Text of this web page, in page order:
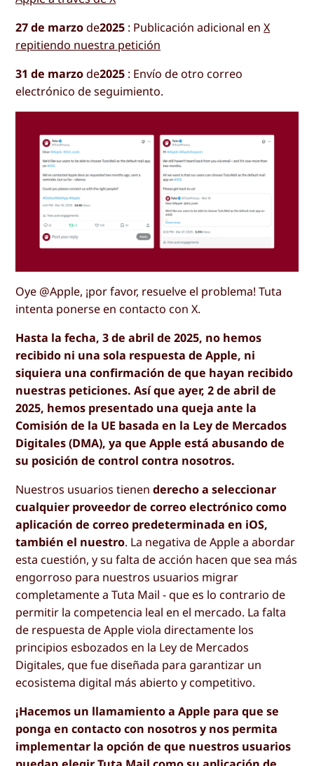
27 de marzode2025 : Publicación adicional enX
repitiendo nuestra petición
31 de marzode2025 : Envío de otro correo
electrónico de seguimiento.
Oye @Apple, ¡por favor, resuelve el problema! Tuta
intenta ponerse en contacto con X.
Hasta la fecha, 3 de abril de 2025, no hemos
recibido ni una sola respuesta de Apple, ni
siquiera una confirmación de que hayan recibido
nuestras peticiones. Así que ayer, 2 de abril de
2025, hemos presentado una queja ante la
Comisión de la UE basada en la Ley de Mercados
Digitales (DMA), ya que Apple está abusando de
su posición de control contra nosotros.
Nuestros usuarios tienenderecho a seleccionar
cualquier proveedor de correo electrónico como
aplicación de correo predeterminada en iOS,
también el nuestro. La negativa de Apple a abordar
esta cuestión, y su falta de acción hacen que sea más
engorroso para nuestros usuarios migrar
completamente a Tuta Mail - que es lo contrario de
permitir la competencia leal en el mercado. La falta
de respuesta de Apple viola directamente los
principios esbozados en la Ley de Mercados
Digitales, que fue diseñada para garantizar un
ecosistema digital más abierto y competitivo.
¡Hacemos un llamamiento a Apple para que se
ponga en contacto con nosotros y nos permita
implementar la opción de que nuestros usuarios